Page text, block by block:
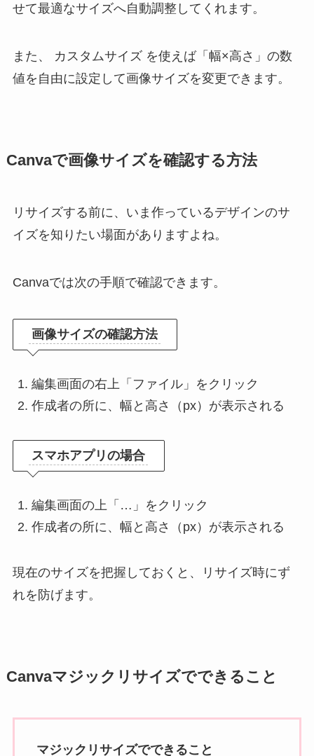
せて最適なサイズへ自動調整してくれます。
また、 カスタムサイズ を使えば「幅×高さ」の数
値を自由に設定して画像サイズを変更できます。
Canvaで画像サイズを確認する方法
リサイズする前に、いま作っているデザインのサ
イズを知りたい場面がありますよね。
Canvaでは次の手順で確認できます。
画像サイズの確認方法
編集画面の右上「ファイル」をクリック
作成者の所に、幅と高さ（px）が表示される
スマホアプリの場合
編集画面の上「…」をクリック
作成者の所に、幅と高さ（px）が表示される
現在のサイズを把握しておくと、リサイズ時にず
れを防げます。
Canvaマジックリサイズでできること
マジックリサイズでできること